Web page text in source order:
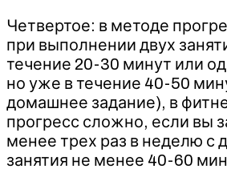
Четвертое: в методе
при выполнении двух
течение 20-30 минут или
но уже в течение 40-50
домашнее задание), в
прогресс сложно, если вы
менее трех раз в неделю с
занятия не менее 40-60